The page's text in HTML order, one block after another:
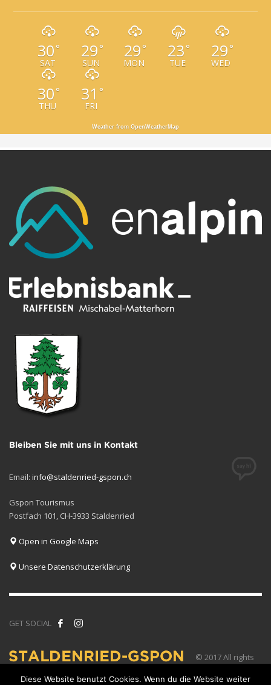
30°
SAT
29°
SUN
29°
MON
23°
TUE
29°
WED
30°
THU
31 °
FRI
Weather from OpenWeatherMap
Bleiben Sie mit uns in Kontakt
Email: info@staldenried-gspon.ch
Gspon Tourismus
Postfach 101, CH-3933 Staldenried
Open in Google Maps
Unsere Datenschutzerklärung
GET SOCIAL
© 2017 All rights
Diese Website benutzt Cookies. Wenn du die Website weiter